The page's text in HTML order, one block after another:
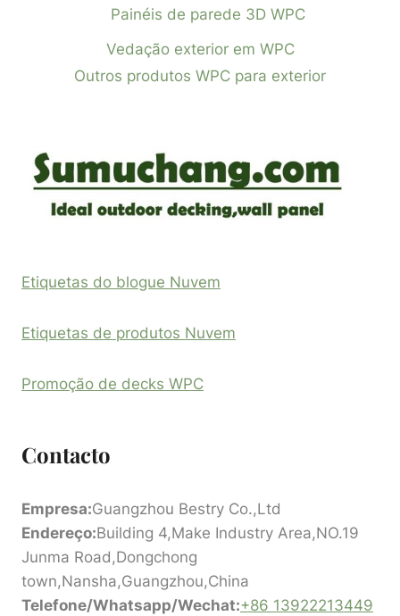
Painéis de parede 3D WPC
Vedação exterior em WPC
Outros produtos WPC para exterior
Etiquetas do blogue Nuvem
Etiquetas de produtos Nuvem
Promoção de decks WPC
Contacto
Empresa:Guangzhou Bestry Co.,Ltd
Endereço:Building 4,Make Industry Area,NO.19
Junma Road,Dongchong
town,Nansha,Guangzhou,China
Telefone/Whatsapp/Wechat:+86 13922213449